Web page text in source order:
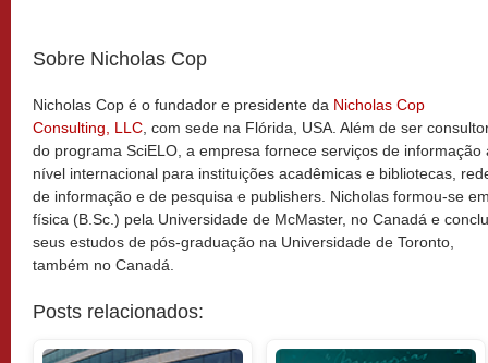
Sobre Nicholas Cop
Nicholas Cop é o fundador e presidente da Nicholas Cop
Consulting, LLC, com sede na Flórida, USA. Além de ser
do programa SciELO, a empresa fornece serviços de informação
nível internacional para instituições acadêmicas e bibliotecas,
de informação e de pesquisa e publishers. Nicholas formou-se
física (B.Sc.) pela Universidade de McMaster, no Canadá e
seus estudos de pós-graduação na Universidade de Toronto,
também no Canadá.
Posts relacionados: